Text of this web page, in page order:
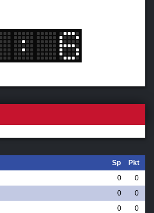
Sp
Pkt
0
0
0
0
0
0